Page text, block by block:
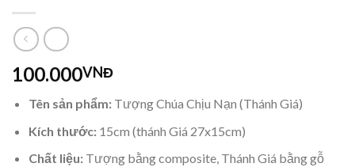
100.000VNĐ
Tên sản phẩm:Tượng Chúa Chịu Nạn (Thánh Giá)
Kích thước:15cm (thánh Giá 27x15cm)
Chất liệu:Tượng bằng composite, Thánh Giá bằng gỗ